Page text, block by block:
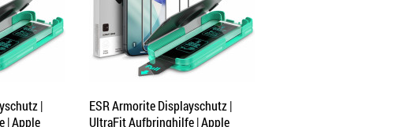
|
| Apple
ESR Armorite Displayschutz |
UltraFit Aufbringhilfe | Apple